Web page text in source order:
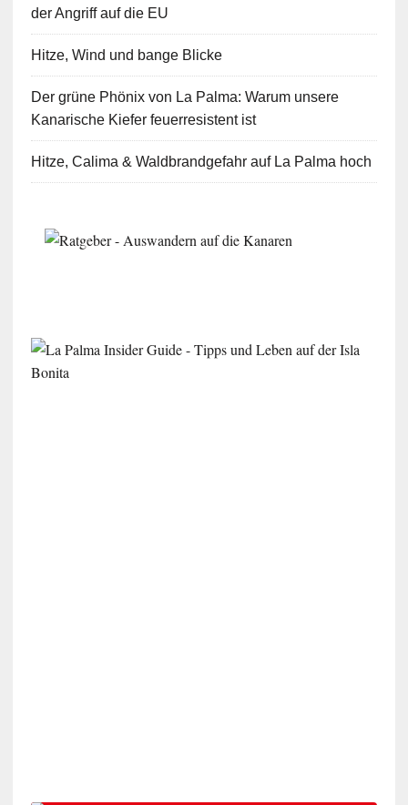
der Angriff auf die EU
Hitze, Wind und bange Blicke
Der grüne Phönix von La Palma: Warum unsere
Kanarische Kiefer feuerresistent ist
Hitze, Calima & Waldbrandgefahr auf La Palma hoch